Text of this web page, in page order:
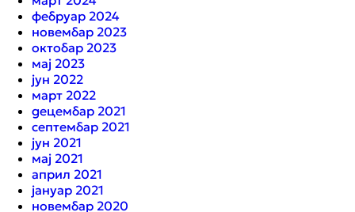
фебруар 2024
новембар 2023
октобар 2023
мај 2023
јун 2022
март 2022
децембар 2021
септембар 2021
јун 2021
мај 2021
април 2021
јануар 2021
новембар 2020